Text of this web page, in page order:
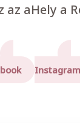
az aHely a
Instagram